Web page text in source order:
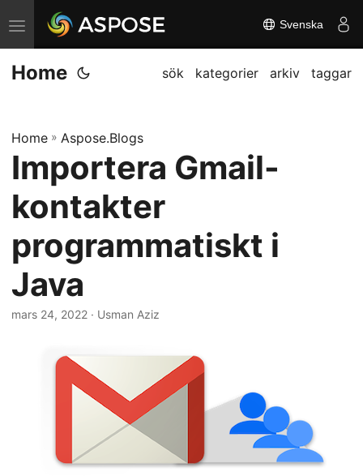
V
ä
x
n
a
i
a
i
o
Svenska
Home sök kategorier arkiv taggar
Home » Aspose.Blogs
Importera Gmail-
kontakter
programmatiskt i
Java
mars 24, 2022 · Usman Aziz